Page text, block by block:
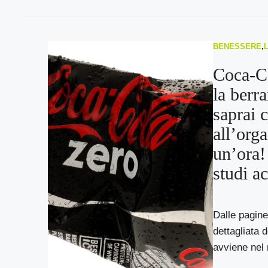
BENESSERE,
Coca-
la
saprai
studi
Dalle
dettagliata
avviene nel